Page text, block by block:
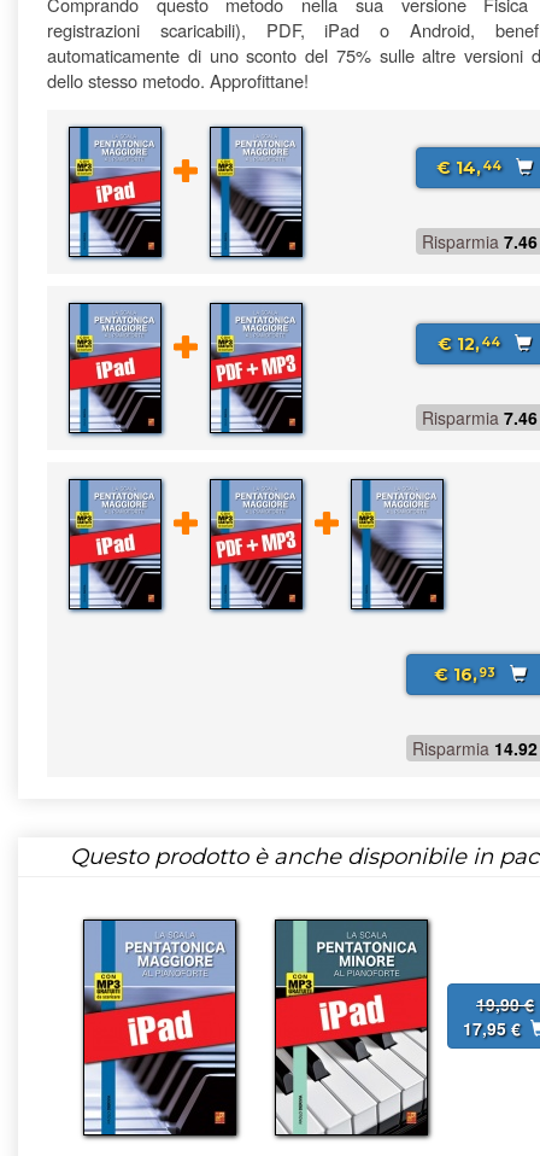
registrazioni scaricabili), PDF, iPad o Android,
automaticamente di uno sconto del 75% sulle altre versioni
dello stesso metodo. Approfittane!
€ 14,44
Risparmia 7.46
€ 12,44
Risparmia 7.46
€ 16,93
Risparmia 14.92
Questo prodotto è anche disponibile in
19,90 €
17,95 €